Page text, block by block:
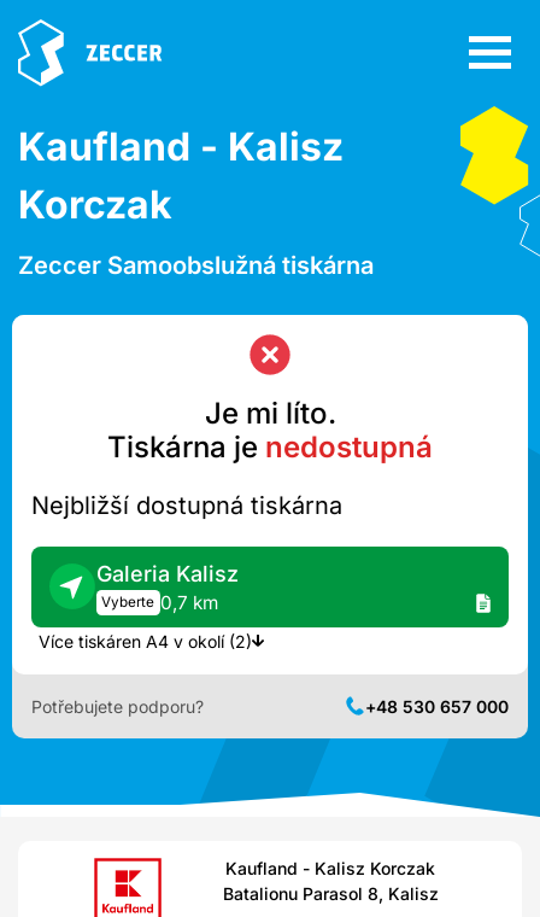
Kaufland - Kalisz
Korczak
Zeccer Samoobslužná tiskárna
Je mi líto.
Tiskárna je nedostupná
Nejbližší dostupná tiskárna
Galeria Kalisz
Vyberte 0,7 km
Více tiskáren A4 v okolí (2)
Potřebujete podporu? +48 530 657 000
Kaufland - Kalisz Korczak
Batalionu Parasol 8, Kalisz